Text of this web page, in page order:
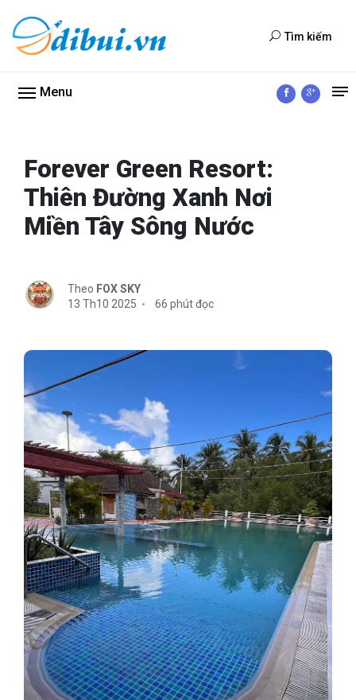
Tìm kiếm
Menu
Forever Green Resort:
Thiên Đường Xanh Nơi
Miền Tây Sông Nước
Theo FOX SKY
13 Th10 2025
66 phút đọc